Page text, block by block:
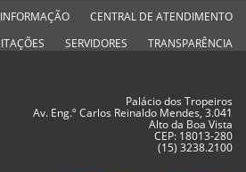
CENTRAL DE ATENDIMENTO
SERVIDORES TRANSPARÊNCIA
Palácio dos Tropeiros
Av. Eng.º Carlos Reinaldo Mendes, 3.041
Alto da Boa Vista
CEP: 18013-280
(15) 3238.2100